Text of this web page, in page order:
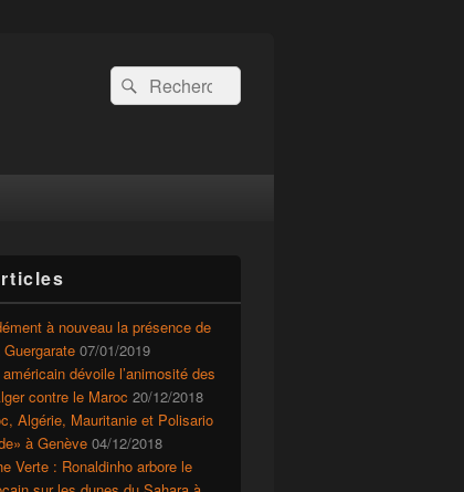
Recherche :
Rechercher
à nouveau la présence de
07/01/2019
dévoile l’animosité des
contre le Maroc 20/12/2018
Algérie, Mauritanie et Polisario
à Genève 04/12/2018
Verte : Ronaldinho arbore le